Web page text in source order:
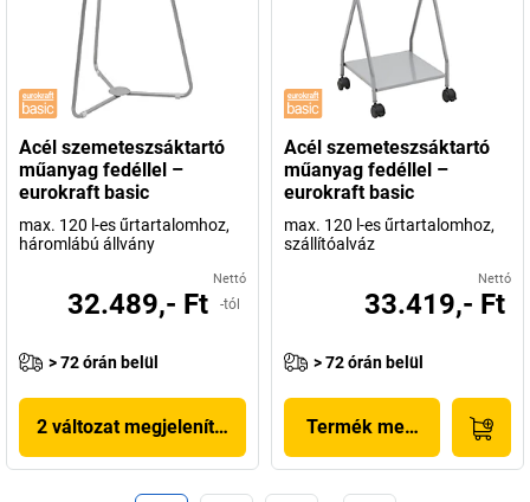
Acél szemeteszsáktartó
műanyag fedéllel –
eurokraft basic
max. 120 l-es űrtartalomhoz,
háromlábú állvány
Nettó
32.489,- Ft -tól
> 72 órán belül
2 változat megjelenítése
Acél szemeteszsáktartó
műanyag fedéllel –
eurokraft basic
max. 120 l-es űrtartalomhoz,
szállítóalváz
Nettó
33.419,- Ft
> 72 órán belül
Termék megjelenítése